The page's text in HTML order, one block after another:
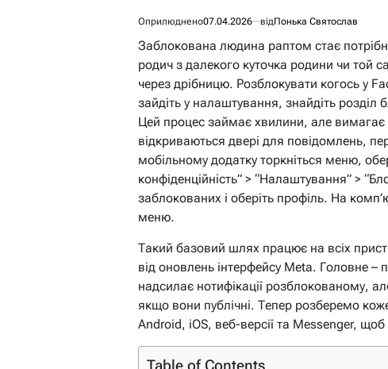
Оприлюднено07.04.2026 відПонька Святослав
Заблокована людина раптом стає
родич з далекого куточка родини чи той
через дрібницю. Розблокувати когось у
зайдіть у налаштування, знайдіть розділ
Цей процес займає хвилини, але вимагає
відкриваються двері для повідомлень,
мобільному додатку торкніться меню,
конфіденційність” > “Налаштування” >
заблокованих і оберіть профіль. На
меню.
Такий базовий шлях працює на всіх
від оновлень інтерфейсу Meta. Головне –
надсилає нотифікації розблокованому,
якщо вони публічні. Тепер розберемо
Android, iOS, веб-версії та Messenger,